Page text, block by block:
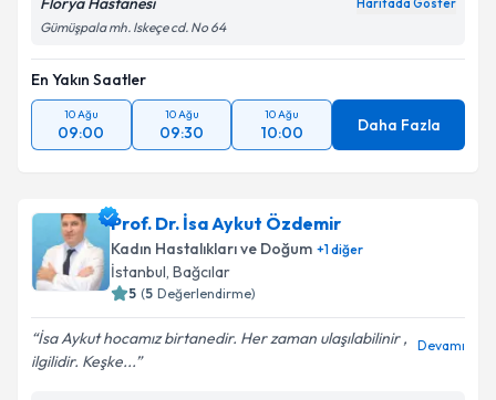
Haritada Göster
Gümüşpala mh. Iskeçe cd. No 64
En Yakın Saatler
10 Ağu
09:00
10 Ağu
09:30
10 Ağu
10:00 Daha Fazla
Prof. Dr. İsa Aykut Özdemir
Kadın Hastalıkları ve Doğum +1diğer
İstanbul, Bağcılar
5 (5 Değerlendirme)
İsa Aykut hocamız birtanedir. Her zaman ulaşılabilinir ,
ilgilidir. Keşke...
Devamı